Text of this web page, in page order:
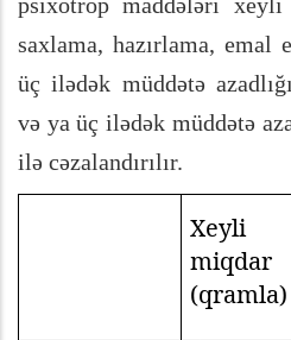
saxlama, hazırlama, emal
üç ilədək müddətə
və ya üç ilədək müddətə
ilə cəzalandırılır.
Xeyli
miqdar
(qramla)